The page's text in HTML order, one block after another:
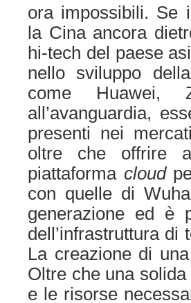
ora impossibili. Se
la Cina ancora
hi-tech del paese
nello sviluppo
come Huawei,
all’avanguardia,
presenti nei
oltre che offrire
piattaforma cloud
con quelle di
generazione ed è
dell’infrastruttura di
La creazione di
Oltre che una
e le risorse